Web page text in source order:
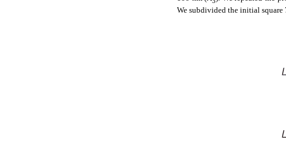
We subdivided the initial square